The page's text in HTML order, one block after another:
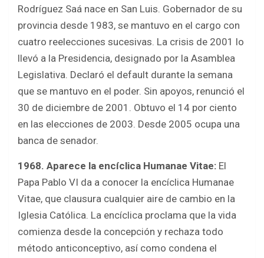
Rodríguez Saá nace en San Luis. Gobernador de su
provincia desde 1983, se mantuvo en el cargo con
cuatro reelecciones sucesivas. La crisis de 2001 lo
llevó a la Presidencia, designado por la Asamblea
Legislativa. Declaró el default durante la semana
que se mantuvo en el poder. Sin apoyos, renunció el
30 de diciembre de 2001. Obtuvo el 14 por ciento
en las elecciones de 2003. Desde 2005 ocupa una
banca de senador.
1968. Aparece la encíclica Humanae Vitae: El
Papa Pablo VI da a conocer la encíclica Humanae
Vitae, que clausura cualquier aire de cambio en la
Iglesia Católica. La encíclica proclama que la vida
comienza desde la concepción y rechaza todo
método anticonceptivo, así como condena el